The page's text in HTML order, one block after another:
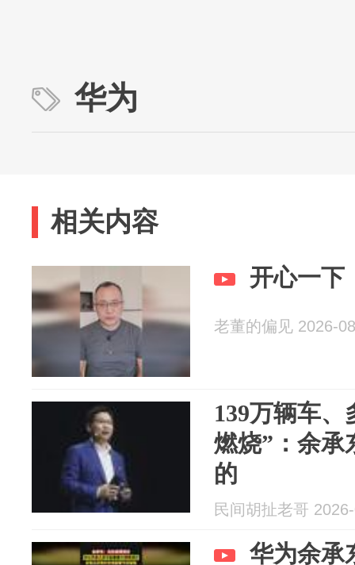
华为
相关内容
开心一下
老董的偏见 2026-
139万辆车
燃烧”：余承
的
民间胡扯老哥
华为余承